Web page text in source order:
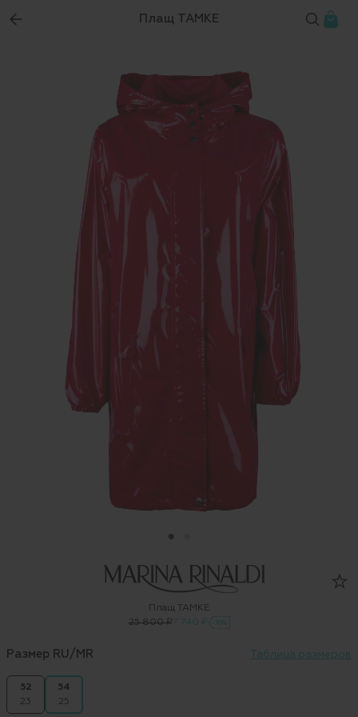
Плащ TAMKE
Плащ TAMKE
25 800 ₽7 740 ₽ -70%
Размер RU/MR Таблица размеров
52
23
54
25